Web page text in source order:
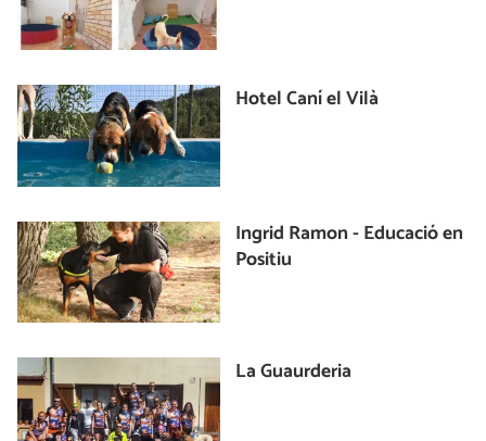
Hotel Caní el Vilà
Ingrid Ramon - Educació en
Positiu
La Guaurderia